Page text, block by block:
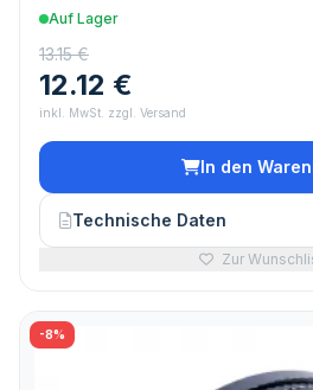
Auf Lager
13.15 €
12.12 €
inkl. MwSt. zzgl. Versand
In den
Technische Daten
Zur
-8%